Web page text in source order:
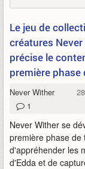
Le jeu de
créatures
précise le
première phase
Never Wither
1
Never Wither se
première phase de
d'appréhender les
d'Edda et de